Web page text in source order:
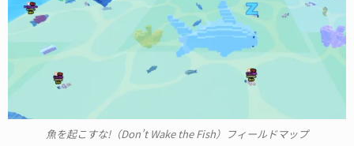
魚を起こすな!（Don’t Wake the Fish）フィールドマップ